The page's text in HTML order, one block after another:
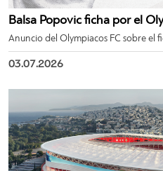
Balsa Popovic ficha por el
Anuncio del Olympiacos FC sobre el
03.07.2026